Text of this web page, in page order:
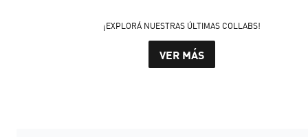
¡EXPLORÁ NUESTRAS ÚLTIMAS COLLABS!
VER MÁS